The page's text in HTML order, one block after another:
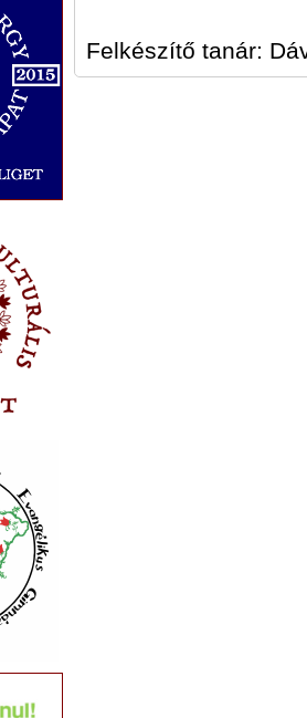
Felkészítő tanár: